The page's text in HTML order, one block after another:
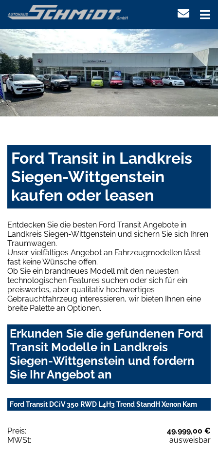
Ford Transit in Landkreis
Siegen-Wittgenstein
kaufen oder leasen
Entdecken Sie die besten Ford Transit Angebote in
Landkreis Siegen-Wittgenstein und sichern Sie sich Ihren
Traumwagen.
Unser vielfältiges Angebot an Fahrzeugmodellen lässt
fast keine Wünsche offen.
Ob Sie ein brandneues Modell mit den neuesten
technologischen Features suchen oder sich für ein
preiswertes, aber qualitativ hochwertiges
Gebrauchtfahrzeug interessieren, wir bieten Ihnen eine
breite Palette an Optionen.
Erkunden Sie die gefundenen Ford
Transit Modelle in Landkreis
Siegen-Wittgenstein und fordern
Sie Ihr Angebot an
Ford Transit DCiV 350 RWD L4H3 Trend StandH Xenon Kam
Preis:
49.999,00 €
MWSt:
ausweisbar